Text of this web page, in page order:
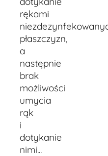
rękami
płaszczyzn,
a
następnie
brak
możliwości
umycia
rąk
i
dotykanie
nimi...